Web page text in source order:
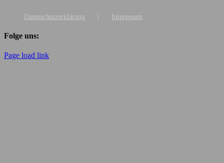
Datenschutzerklärung Impressum
Folge uns:
Page load link